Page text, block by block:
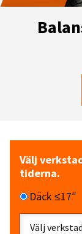
Välj
tiderna.
Däck ≤17″
Välj verkstad